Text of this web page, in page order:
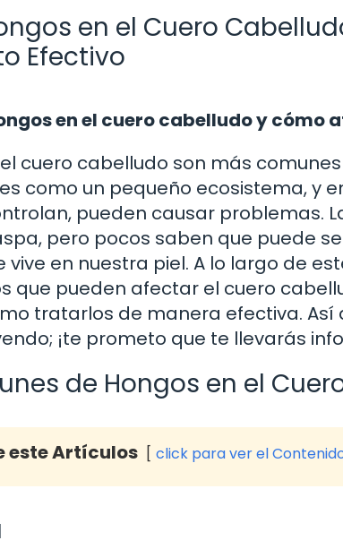
en el Cuero
Efectivo
en el cuero cabelludo y
cuero cabelludo son más
como un pequeño ecosistema, y
pueden causar problemas.
pero pocos saben que puede
vive en nuestra piel. A lo largo de
que pueden afectar el cuero
tratarlos de manera efectiva. Así
¡te prometo que te llevarás
de Hongos en el
este Artículos click para ver el